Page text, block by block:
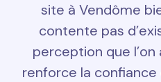
site à Vendôme
contente pas
perception que
renforce la